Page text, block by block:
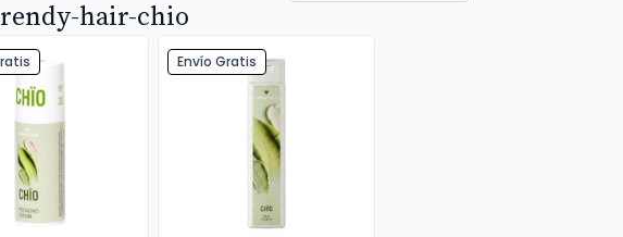
hair-chio
Envío Gratis